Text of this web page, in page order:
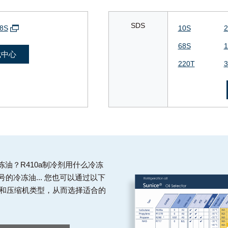
心
SDS 10S
68S
220T
油？R410a制冷剂用什么冷冻
的冷冻油... 您也可以通过以下
压缩机类型，从而选择适合的